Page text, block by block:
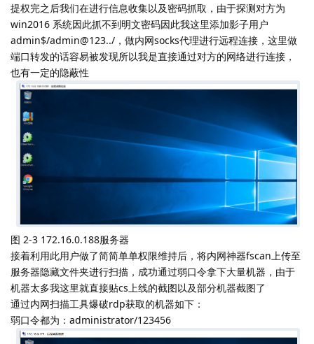
提权完之后我们在进行信息收集以及密码抓取，由于探测对方为
win2016 系统因此抓不到明文密码因此我这里添加影子用户
admin$/admin@123../，做内网socks代理进行远程连接，这里做
端口转发的话容易被发现所以我是直接通过对方的网络进行连接，
也有一定的隐蔽性
图 2-3 172.16.0.188服务器
接着利用此用户做了简简单单权限维持后，将内网神器fscan上传至
服务器隐藏文件夹进行扫描，成功通过弱口令拿下大量机器，由于
机器太多我这里就直接贴cs上线的截图以及部分机器截图了
通过内网扫描工具爆破rdp获取的机器如下：
弱口令都为：administrator/123456